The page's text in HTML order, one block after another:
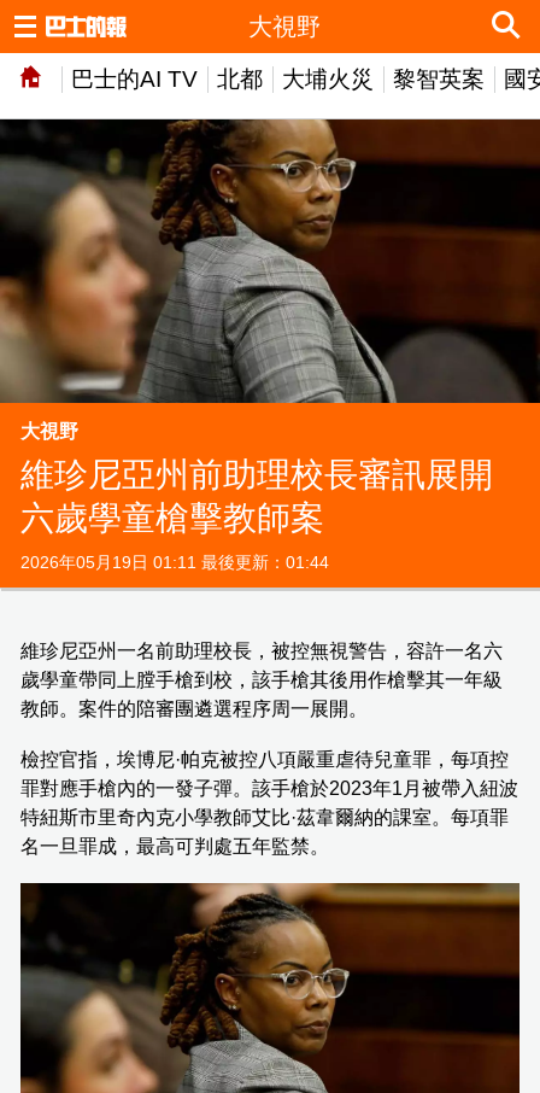
巴士的AI TV 北都 大埔火災 黎智英案 國
大視野
大視野
維珍尼亞州前助理校長審訊展開
六歲學童槍擊教師案
2026年05月19日 01:11 最後更新：01:44
維珍尼亞州一名前助理校長，被控無視警告，容許一名六
歲學童帶同上膛手槍到校，該手槍其後用作槍擊其一年級
教師。案件的陪審團遴選程序周一展開。
檢控官指，埃博尼·帕克被控八項嚴重虐待兒童罪，每項控
罪對應手槍內的一發子彈。該手槍於2023年1月被帶入紐波
特紐斯市里奇內克小學教師艾比·茲韋爾納的課室。每項罪
名一旦罪成，最高可判處五年監禁。